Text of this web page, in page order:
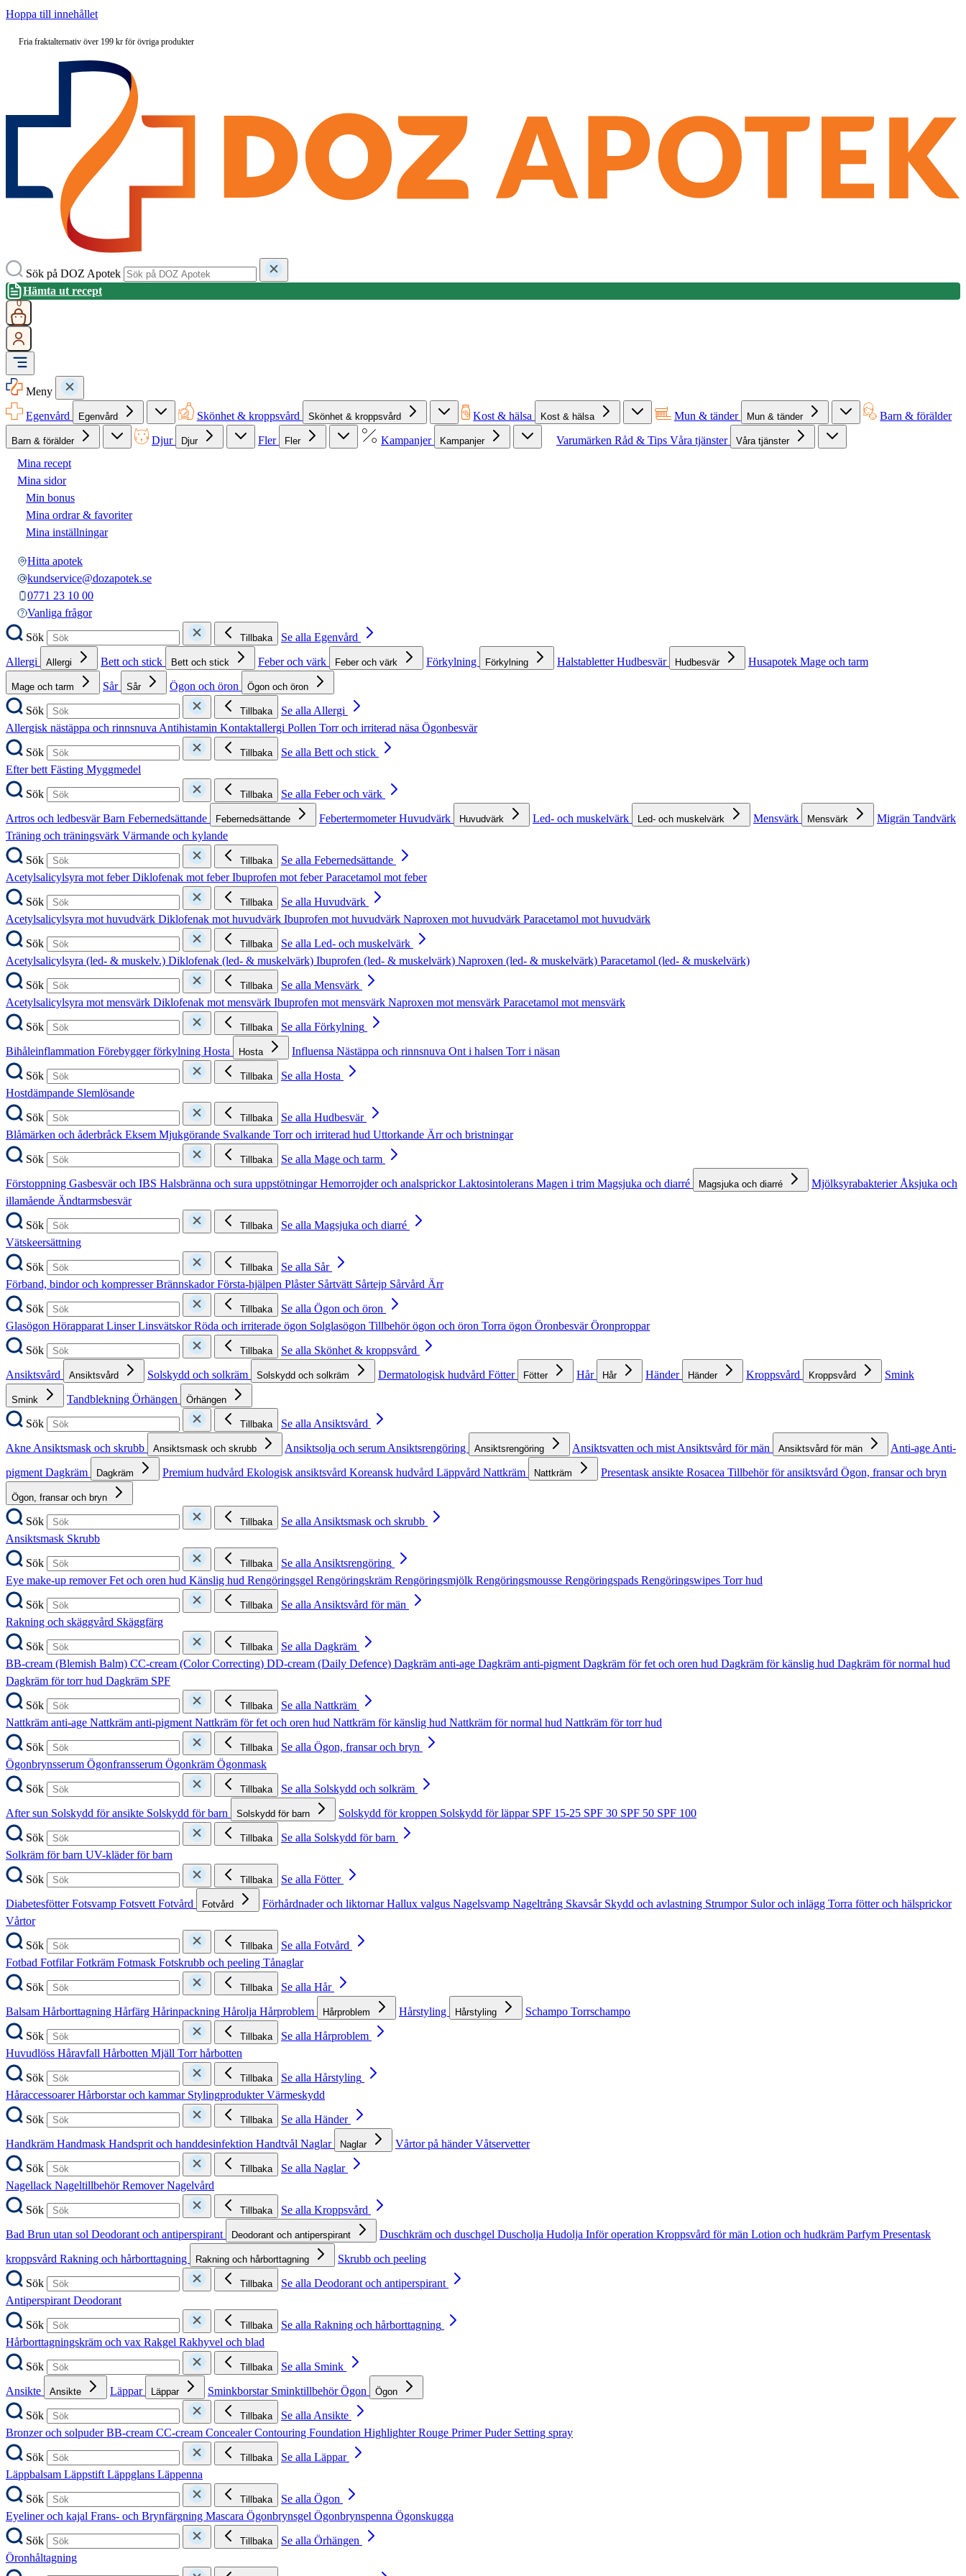
Hoppa till innehållet
Fria fraktalternativ över 199 kr för övriga produkter
Sök på DOZ Apotek
Hämta ut recept
0
Meny
Egenvård
Egenvård Skönhet & kroppsvård Skönhet & kroppsvård Kost & hälsa Kost & hälsa Mun & tänder Mun & tänder Barn & förälder
Barn & förälder Djur Djur Fler Fler Kampanjer Kampanjer Varumärken Råd & Tips Våra tjänster Våra tjänster
Mina recept
Mina sidor
Min bonus
Mina ordrar & favoriter
Mina inställningar
Hitta apotek
kundservice@dozapotek.se
0771 23 10 00
Vanliga frågor
Sök
Tillbaka
Se alla Egenvård
Allergi
Allergi Bett och stick Bett och stick Feber och värk Feber och värk Förkylning Förkylning HalstabletterHudbesvär Hudbesvär Husapotek Mage och tarm
Mage och tarm Sår Sår Ögon och öron Ögon och öron
Sök Tillbaka
Se alla Allergi
Allergisk nästäppa och rinnsnuva Antihistamin Kontaktallergi Pollen Torr och irriterad näsa Ögonbesvär
Sök
Tillbaka
Se alla Bett och stick
Efter bett Fästing Myggmedel
Sök
Tillbaka
Se alla Feber och värk
Artros och ledbesvärBarn Febernedsättande Febernedsättande FebertermometerHuvudvärk Huvudvärk Led- och muskelvärk Led- och muskelvärk Mensvärk Mensvärk Migrän Tandvärk
Träning och träningsvärk Värmande och kylande
Sök
Tillbaka
Se alla Febernedsättande
Acetylsalicylsyra mot feberDiklofenak mot feberIbuprofen mot feberParacetamol mot feber
Sök
Tillbaka
Se alla Huvudvärk
Acetylsalicylsyra mot huvudvärk Diklofenak mot huvudvärk Ibuprofen mot huvudvärk Naproxen mot huvudvärk Paracetamol mot huvudvärk
Sök
Tillbaka
Se alla Led- och muskelvärk
Acetylsalicylsyra (led- & muskelv.) Diklofenak (led- & muskelvärk) Ibuprofen (led- & muskelvärk) Naproxen (led- & muskelvärk) Paracetamol (led- & muskelvärk)
Sök
Tillbaka
Se alla Mensvärk
Acetylsalicylsyra mot mensvärk Diklofenak mot mensvärk Ibuprofen mot mensvärk Naproxen mot mensvärk Paracetamol mot mensvärk
Sök
Tillbaka
Se alla Förkylning
Bihåleinflammation Förebygger förkylning Hosta Hosta Influensa Nästäppa och rinnsnuva Ont i halsen Torr i näsan
Sök
Tillbaka
Se alla Hosta
Hostdämpande Slemlösande
Sök
Tillbaka
Se alla Hudbesvär
Blåmärken och åderbråck Eksem Mjukgörande Svalkande Torr och irriterad hud Uttorkande Ärr och bristningar
Sök
Tillbaka
Se alla Mage och tarm
Förstoppning Gasbesvär och IBS Halsbränna och sura uppstötningarHemorrojder och analsprickorLaktosintolerans Magen i trim Magsjuka och diarré Magsjuka och diarré Mjölksyrabakterier Åksjuka och
illamående Ändtarmsbesvär
Sök
Tillbaka
Se alla Magsjuka och diarré
Vätskeersättning
Sök
Tillbaka
Se alla Sår
Förband, bindor och kompresserBrännskadorFörsta-hjälpen Plåster Sårtvätt Sårtejp Sårvård Ärr
Sök
Tillbaka
Se alla Ögon och öron
Glasögon Hörapparat LinserLinsvätskorRöda och irriterade ögon Solglasögon Tillbehör ögon och öron Torra ögon ÖronbesvärÖronproppar
Sök
Tillbaka
Se alla Skönhet & kroppsvård
Ansiktsvård
Ansiktsvård Solskydd och solkräm Solskydd och solkräm Dermatologisk hudvård Fötter Fötter Hår Hår Händer Händer Kroppsvård Kroppsvård Smink
Smink Tandblekning Örhängen Örhängen
Sök Tillbaka
Se alla Ansiktsvård
Akne Ansiktsmask och skrubb Ansiktsmask och skrubb Ansiktsolja och serum Ansiktsrengöring Ansiktsrengöring Ansiktsvatten och mist Ansiktsvård för män Ansiktsvård för män Anti-age Anti-
pigment Dagkräm Dagkräm Premium hudvård Ekologisk ansiktsvård Koreansk hudvård Läppvård Nattkräm Nattkräm Presentask ansikte Rosacea Tillbehör för ansiktsvård Ögon, fransar och bryn
Ögon, fransar och bryn
Sök Tillbaka
Se alla Ansiktsmask och skrubb
Ansiktsmask Skrubb
Sök
Tillbaka
Se alla Ansiktsrengöring
Eye make-up removerFet och oren hud Känslig hud Rengöringsgel Rengöringskräm Rengöringsmjölk Rengöringsmousse Rengöringspads Rengöringswipes Torr hud
Sök
Tillbaka
Se alla Ansiktsvård för män
Rakning och skäggvård Skäggfärg
Sök
Tillbaka
Se alla Dagkräm
BB-cream (Blemish Balm) CC-cream (Color Correcting) DD-cream (Daily Defence) Dagkräm anti-age Dagkräm anti-pigment Dagkräm för fet och oren hud Dagkräm för känslig hud Dagkräm för normal hud
Dagkräm för torr hud Dagkräm SPF
Sök
Tillbaka
Se alla Nattkräm
Nattkräm anti-age Nattkräm anti-pigment Nattkräm för fet och oren hud Nattkräm för känslig hud Nattkräm för normal hud Nattkräm för torr hud
Sök
Tillbaka
Se alla Ögon, fransar och bryn
Ögonbrynsserum Ögonfransserum Ögonkräm Ögonmask
Sök
Tillbaka
Se alla Solskydd och solkräm
After sun Solskydd för ansikte Solskydd för barn Solskydd för barn Solskydd för kroppen Solskydd för läppar SPF 15-25 SPF 30 SPF 50 SPF 100
Sök
Tillbaka
Se alla Solskydd för barn
Solkräm för barn UV-kläder för barn
Sök
Tillbaka
Se alla Fötter
DiabetesfötterFotsvamp Fotsvett Fotvård Fotvård Förhårdnader och liktornarHallux valgus Nagelsvamp Nageltrång Skavsår Skydd och avlastning Strumpor Sulor och inlägg Torra fötter och hälsprickor
Vårtor
Sök
Tillbaka
Se alla Fotvård
Fotbad FotfilarFotkräm Fotmask Fotskrubb och peeling Tånaglar
Sök
Tillbaka
Se alla Hår
Balsam Hårborttagning Hårfärg Hårinpackning Hårolja Hårproblem Hårproblem Hårstyling Hårstyling Schampo Torrschampo
Sök
Tillbaka
Se alla Hårproblem
Huvudlöss Håravfall Hårbotten Mjäll Torr hårbotten
Sök
Tillbaka
Se alla Hårstyling
HåraccessoarerHårborstar och kammar StylingprodukterVärmeskydd
Sök
Tillbaka
Se alla Händer
Handkräm Handmask Handsprit och handdesinfektion Handtvål Naglar Naglar Vårtor på händerVåtservetter
Sök
Tillbaka
Se alla Naglar
Nagellack NageltillbehörRemoverNagelvård
Sök
Tillbaka
Se alla Kroppsvård
Bad Brun utan sol Deodorant och antiperspirant Deodorant och antiperspirant Duschkräm och duschgel Duscholja Hudolja Inför operation Kroppsvård för män Lotion och hudkräm Parfym Presentask
kroppsvård Rakning och hårborttagning Rakning och hårborttagning
Skrubb och peeling
Sök
Tillbaka
Se alla Deodorant och antiperspirant
Antiperspirant Deodorant
Sök
Tillbaka
Se alla Rakning och hårborttagning
Hårborttagningskräm och vax Rakgel Rakhyvel och blad
Sök
Tillbaka
Se alla Smink
Ansikte
Ansikte Läppar Läppar Sminkborstar SminktillbehörÖgon Ögon
Sök Tillbaka
Se alla Ansikte
Bronzer och solpuderBB-cream CC-cream ConcealerContouring Foundation HighlighterRouge PrimerPuder Setting spray
Sök
Tillbaka
Se alla Läppar
Läppbalsam Läppstift Läppglans Läppenna
Sök
Tillbaka
Se alla Ögon
Eyeliner och kajal Frans- och Brynfärgning Mascara Ögonbrynsgel Ögonbrynspenna Ögonskugga
Sök
Tillbaka
Se alla Örhängen
Öronhåltagning